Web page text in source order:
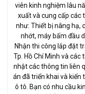
viên kinh nghiệm lâu
xuất và cung cấp các
như: Thiết bị nâng hạ,
nhớt, máy bấm đầu
Nhận thi công lắp đặt
Tp. Hồ Chí Minh và
nhật các thông tin liên
án đã triển khai và kiến
ô tô. Bạn có nhu cầu